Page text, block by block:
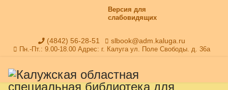
Версия для
слабовидящих
(4842) 56-28-51 slbook@adm.kaluga.ru
Пн.-Пт.: 9.00-18.00 Адрес: г. Калуга ул. Поле Свободы. д. 36а